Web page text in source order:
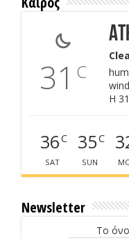
31 C
H
36C
SAT
35C
SUN
Newsletter
Το